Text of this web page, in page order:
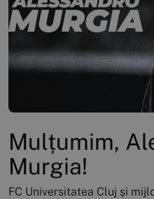
Mulțumim,
Murgia!
FC Universitatea Cluj și